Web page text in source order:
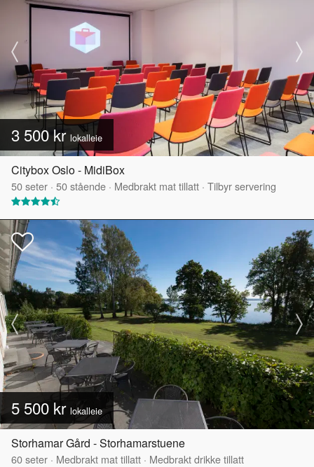
3 500 kr lokalleie
Citybox Oslo - MidiBox
50seter · 50stående · Medbrakt mat tillatt · Tilbyr servering
5 500 kr lokalleie
Storhamar Gård - Storhamarstuene
60seter · Medbrakt mat tillatt · Medbrakt drikke tillatt